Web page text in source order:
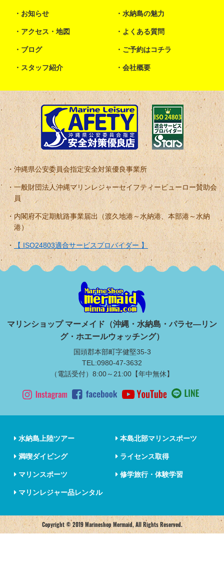
お知らせ 水納島の魅力
アクセス・地図 よくある質問
ブログ ご予約はコチラ
スタッフ紹介 会社概要
沖縄県公安委員会指定安全対策優良事業所
一般財団法人沖縄マリンレジャーセイフティービューロー賛助会
員
内閣府不定期航路事業届出（渡久地港～水納港、本部港～水納
港）
【 ISO24803適合サービスプロバイダー 】
マリンショップ マーメイド（沖縄・水納島・パラセ―リン
グ・ホエールウォッチング）
国頭郡本部町字健堅35-3
TEL:0980-47-3632
（電話受付）8:00～21:00【年中無休】
水納島上陸ツアー 本島北部マリンスポーツ
満喫ダイビング ライセンス取得
マリンスポーツ 修学旅行・体験学習
マリンレジャー品レンタル
Copyright © 2019 Marineshop Mermaid, All Rights Reserved.